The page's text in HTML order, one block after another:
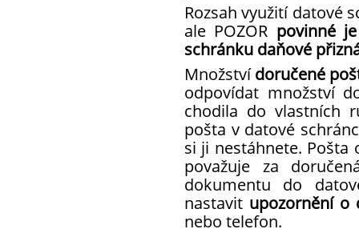
Rozsah využití datové
ale POZOR povinné je
schránku daňové
Množstvídoručené
odpovídat množství
chodila do vlastních
pošta v datové
si ji nestáhnete. Pošta
považuje za
dokumentu do
nastavit upozornění o
nebo telefon.